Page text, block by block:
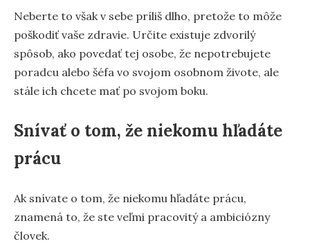
Neberte to však v sebe príliš dlho, pretože to môže
poškodiť vaše zdravie. Určite existuje zdvorilý
spôsob, ako povedať tej osobe, že nepotrebujete
poradcu alebo šéfa vo svojom osobnom živote, ale
stále ich chcete mať po svojom boku.
Snívať o tom, že niekomu hľadáte
prácu
Ak snívate o tom, že niekomu hľadáte prácu,
znamená to, že ste veľmi pracovitý a ambiciózny
človek.